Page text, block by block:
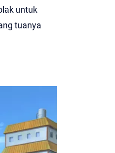
untuk
tuanya